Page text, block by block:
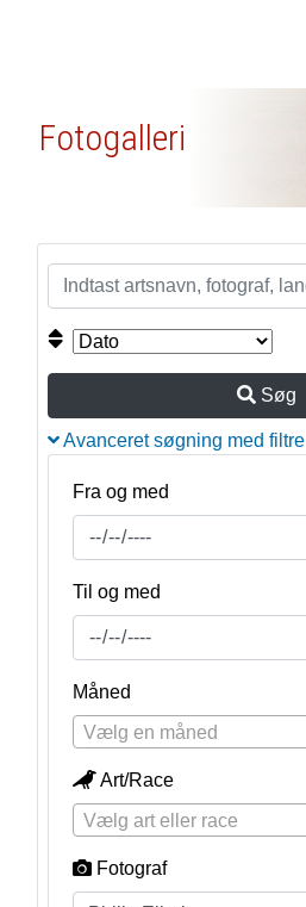
Fotogalleri
Søg
Avanceret søgning med filtre
Fra og med
Til og med
Måned
Vælg en måned
Art/Race
Vælg art eller race
Fotograf